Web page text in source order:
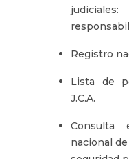
Registro
Lista de
J.C.A.
nacional